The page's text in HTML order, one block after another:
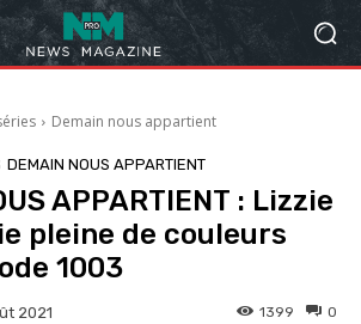
Demain nous appartient
DEMAIN NOUS APPARTIENT
APPARTIENT : Lizzie
pleine de couleurs
1003
2021 0
1399